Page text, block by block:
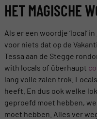
HET MAGISCHE
Als er een woordje ‘local’
voor niets dat op de
Tessa aan de Stegge
with locals of überhaupt
lang volle zalen trok.
heeft. En dus ook welke
geproefd moet hebben,
moet hebben. Alles ver